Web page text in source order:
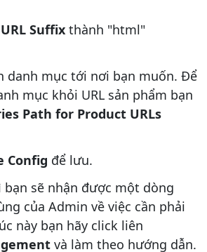
Suffix thành "html"
danh mục tới nơi bạn muốn. Để
mục khỏi URL sản phẩm bạn
Path for Product URLs
Config để lưu.
sẽ nhận được một dòng
của Admin về việc cần phải
này bạn hãy click liên
và làm theo hướng dẫn.